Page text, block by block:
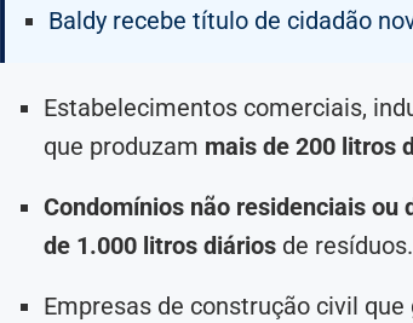
Baldy recebe título de cidadão
Estabelecimentos comerciais,
que produzam mais de 200 litros
Condomínios não residenciais ou
de 1.000 litros diáriosde resíduos.
Empresas de construção civil que